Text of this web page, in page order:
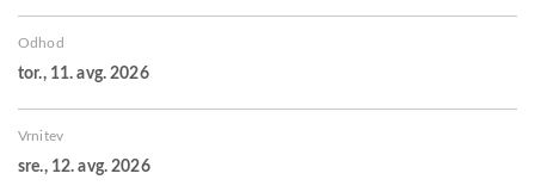
Odhod
tor., 11. avg. 2026
Vrnitev
sre., 12. avg. 2026